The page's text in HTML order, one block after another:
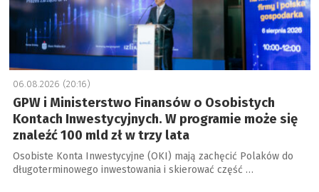
06.08.2026 (20:16)
GPW i Ministerstwo Finansów o Osobistych
Kontach Inwestycyjnych. W programie może się
znaleźć 100 mld zł w trzy lata
Osobiste Konta Inwestycyjne (OKI) mają zachęcić Polaków do
długoterminowego inwestowania i skierować część …